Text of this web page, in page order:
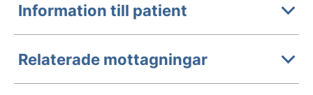
Information till patient
Relaterade mottagningar